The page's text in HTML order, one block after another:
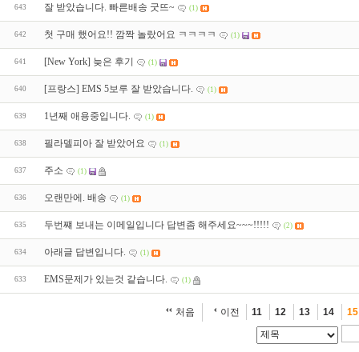
643 잘 받았습니다. 빠른배송 굿뜨~ (1)
642 첫 구매 했어요!! 깜짝 놀랐어요 ㅋㅋㅋㅋ (1)
641 [New York] 늦은 후기 (1)
640 [프랑스] EMS 5보루 잘 받았습니다. (1)
639 1년째 애용중입니다. (1)
638 필라델피아 잘 받았어요 (1)
637 주소 (1)
636 오랜만에. 배송 (1)
635 두번쨰 보내는 이메일입니다 답변좀 해주세요~~~!!!!! (2)
634 아래글 답변입니다. (1)
633 EMS문제가 있는것 같습니다. (1)
처음 이전 11 12 13 14 15